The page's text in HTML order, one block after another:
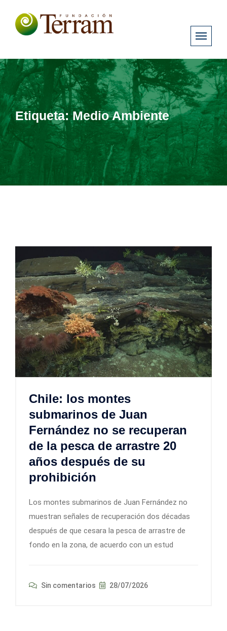
Etiqueta:Medio Ambiente
Chile: los montes
submarinos de Juan
Fernández no se recuperan
de la pesca de arrastre 20
años después de su
prohibición
Los montes submarinos de Juan Fernández no
muestran señales de recuperación dos décadas
después de que cesara la pesca de arrastre de
fondo en la zona, de acuerdo con un estud
Sin comentarios 28/07/2026